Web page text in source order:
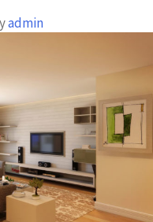
admin